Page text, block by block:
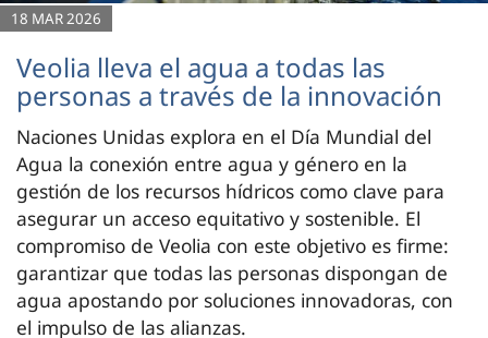
18 MAR 2026
Veolia lleva el agua a todas las
personas a través de la innovación
Naciones Unidas explora en el Día Mundial del
Agua la conexión entre agua y género en la
gestión de los recursos hídricos como clave para
asegurar un acceso equitativo y sostenible. El
compromiso de Veolia con este objetivo es firme:
garantizar que todas las personas dispongan de
agua apostando por soluciones innovadoras, con
el impulso de las alianzas.